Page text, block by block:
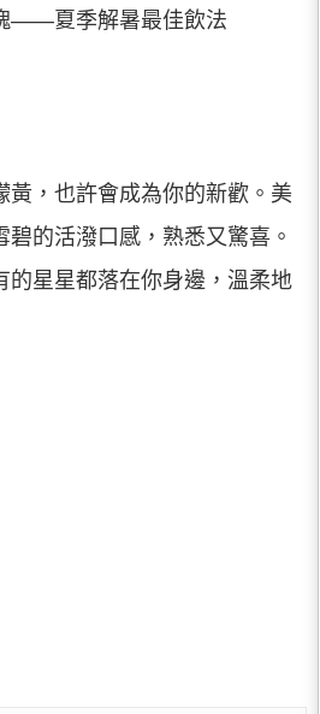
——夏季解暑最佳飲法
黃，也許會成為你的新歡。美
的活潑口感，熟悉又驚喜。
的星星都落在你身邊，溫柔地